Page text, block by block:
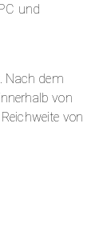
und
Nach dem
von
von